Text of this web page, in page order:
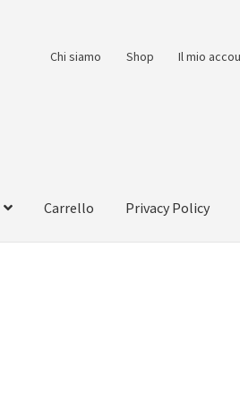
Chi siamo Shop Il mio
Carrello Privacy Policy